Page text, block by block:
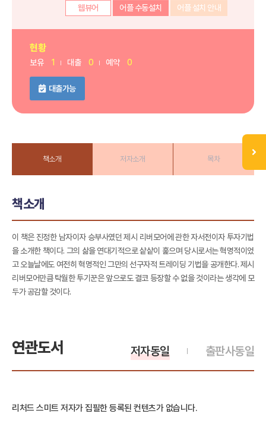
웹뷰어
어플 수동설치 어플 설치 안내
현황
보유 1 대출 0 예약 0
대출가능
책소개 저자소개 목차
책소개
이 책은 진정한 남자이자 승부사였던 제시 리버모어에 관한 자서전이자 투자기법
을 소개한 책이다. 그의 삶을 연대기적으로 샅샅이 훑으며 당시로서는 혁명적이었
고 오늘날에도 여전히 혁명적인 그만의 선구자적 트레이딩 기법을 공개한다. 제시
리버모어만큼 탁월한 투기꾼은 앞으로도 결코 등장할 수 없을 것이라는 생각에 모
두가 공감할 것이다.
연관도서 출판사동일
저자동일
리처드 스미트 저자가 집필한 등록된 컨텐츠가 없습니다.